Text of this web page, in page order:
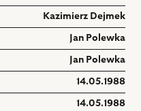
Kazimierz Dejmek
Jan Polewka
Jan Polewka
14.05.1988
14.05.1988